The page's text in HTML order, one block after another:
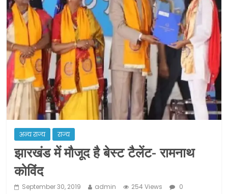
ने कराया पंजीयन: राजस्थान सरकार
शराब और पान की दुकानों को ग्रीन जोन में
खोलने की मिली इजाजत: गृह मंत्रालय
दो हफ्ते के लिए बढ़ाया लॉकडाउन: गृह मंत्रालय
अन्य राज्य राज्य
झारखंड में मौजूद है बेस्ट टैलेंट- रामनाथ
कोविंद
September 30, 2019 admin 254 Views
0